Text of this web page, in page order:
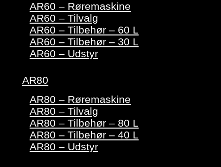
AR60 – Røremaskine
AR60 – Tilvalg
AR60 – Tilbehør – 60 L
AR60 – Tilbehør – 30 L
AR60 – Udstyr
AR80
AR80 – Røremaskine
AR80 – Tilvalg
AR80 – Tilbehør – 80 L
AR80 – Tilbehør – 40 L
AR80 – Udstyr